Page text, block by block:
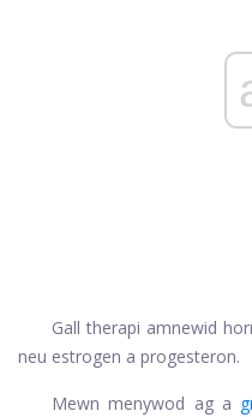
Gall therapi amnewid
neu estrogen a progesteron.
Mewn menywod ag a